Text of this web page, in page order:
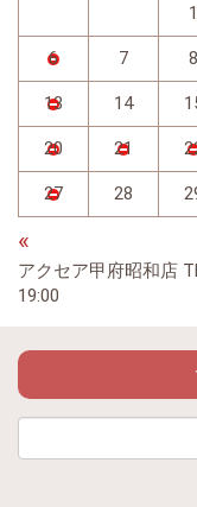
1
6 7 8
13 14
20 21
27 28
«
アクセア甲府昭和店
19:00